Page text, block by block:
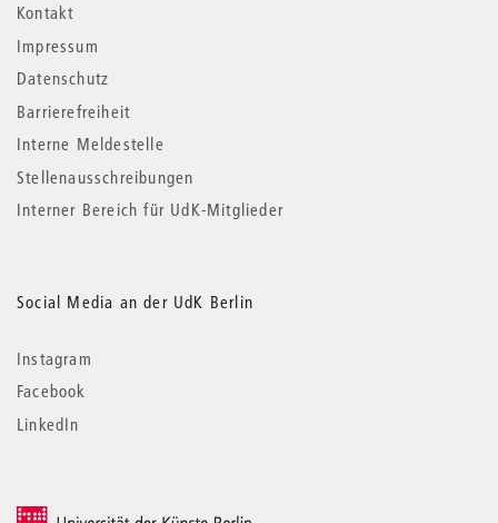
Kontakt
Impressum
Datenschutz
Barrierefreiheit
Interne Meldestelle
Stellenausschreibungen
Interner Bereich für UdK-Mitglieder
Social Media an der UdK Berlin
Instagram
Facebook
LinkedIn
© 2026 Universität der Künste Berlin